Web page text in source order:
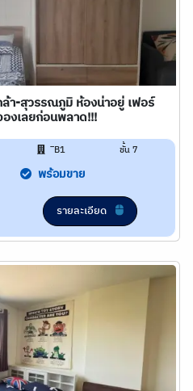
า-สุวรรณภูมิ ห้องน่าอยู่ เฟอร์
งเลยก่อนพลาด!!!
ิB1 ชั้น 7
พร้อมขาย
รายละเอียด